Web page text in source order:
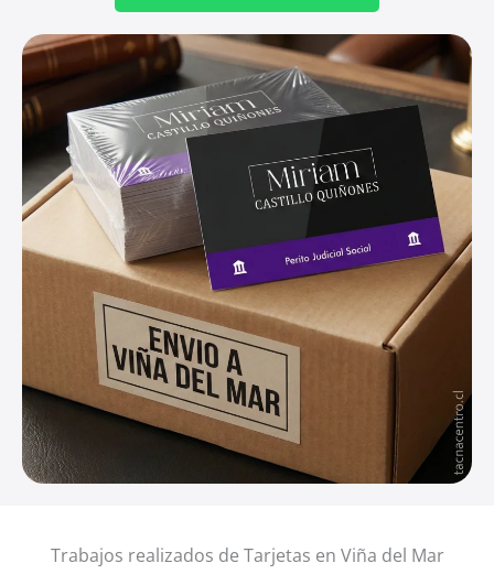
Trabajos realizados de Tarjetas en Viña del Mar